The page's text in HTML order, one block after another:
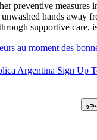
preventive measures
hands away
supportive care,
au moment des
Argentina Sign Up